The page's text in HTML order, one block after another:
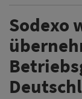
Sodexo